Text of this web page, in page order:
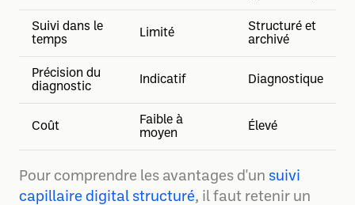
Suivi dans le
temps
Limité
Structuré et
archivé
Précision du
diagnostic
Indicatif Diagnostique
Coût
Faible à
moyen
Élevé
Pour comprendre les avantages d'un suivi
capillaire digital structuré, il faut retenir un